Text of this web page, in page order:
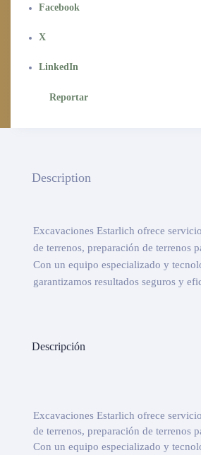
Facebook
X
LinkedIn
Reportar
Description
Excavaciones Estarlich ofrece
de terrenos, preparación de terrenos
Con un equipo especializado y
garantizamos resultados seguros y
Descripción
Excavaciones Estarlich ofrece
de terrenos, preparación de terrenos
Con un equipo especializado y